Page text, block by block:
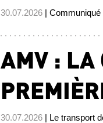
30.07.2026 | Communiqué
AMV : LA
30.07.2026 | Le transport